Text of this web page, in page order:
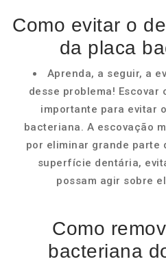
Como evitar o
da placa
Aprenda, a seguir, a
desse problema! Escovar
importante para evitar
bacteriana. A escovação
por eliminar grande parte
superfície dentária,
possam agir sobre
Como
bacteriana